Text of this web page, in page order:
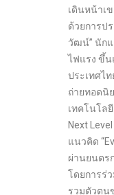
เดินหน้าเ
ด้วยการป
วัฒน์” นัก
ไฟแรง ขึ้น
ประเทศไ
ถ่ายทอดนิ
เทคโนโล
Next
แนวคิด
ผ่านยนตร
โดยการร่
รวมตัวตน